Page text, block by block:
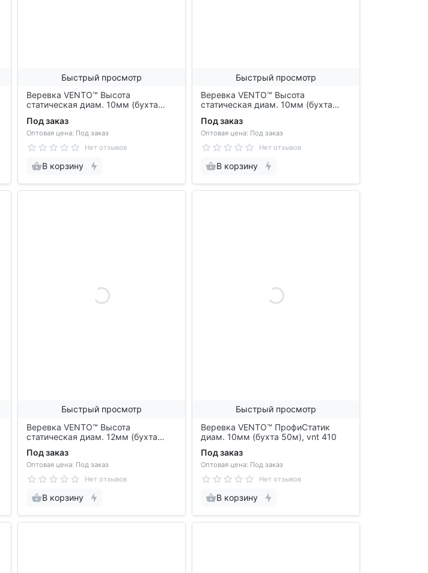
Быстрый просмотр
Веревка VENTO™ Высота
статическая диам. 10мм (бухта
Под заказ
Оптовая цена: Под заказ
Нет отзывов
В корзину
Быстрый просмотр
Веревка VENTO™ Высота
статическая диам. 10мм (бухта
Под заказ
Оптовая цена: Под заказ
Нет отзывов
В корзину
Быстрый просмотр
Веревка VENTO™ Высота
статическая диам. 12мм (бухта
Под заказ
Оптовая цена: Под заказ
Нет отзывов
В корзину
Быстрый просмотр
Веревка VENTO™ ПрофиСтатик
диам. 10мм (бухта 50м), vnt 410
Под заказ
Оптовая цена: Под заказ
Нет отзывов
В корзину